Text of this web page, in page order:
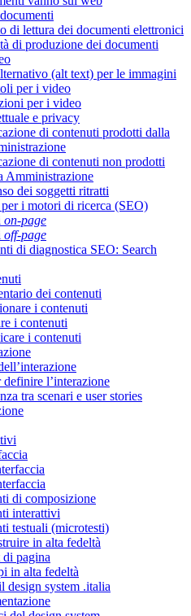
di lettura dei documenti elettronici
di produzione dei documenti
(alt text) per le immagini
per i video
per i video
e privacy
di contenuti prodotti dalla
di contenuti non prodotti
Amministrazione
dei soggetti ritratti
i motori di ricerca (SEO)
on-page
off-page
di diagnostica SEO: Search
dei contenuti
i contenuti
i contenuti
i contenuti
definire l’interazione
tra scenari e user stories
di composizione
interattivi
testuali (microtesti)
in alta fedeltà
pagina
in alta fedeltà
design system .italia